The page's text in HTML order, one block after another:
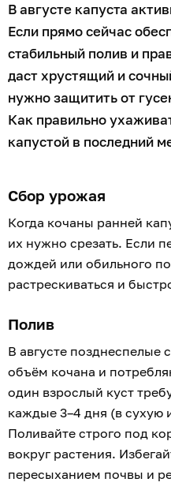
В августе капуста
Если прямо сейчас
стабильный полив и
даст хрустящий и
нужно защитить от
Как правильно
капустой в последний
Сбор урожая
Когда кочаны ранней
их нужно срезать. Если
дождей или обильного
растрескиваться и
Полив
В августе
объём кочана и
один взрослый куст
каждые 3–4 дня (в
Поливайте строго под
вокруг растения.
пересыханием почвы и